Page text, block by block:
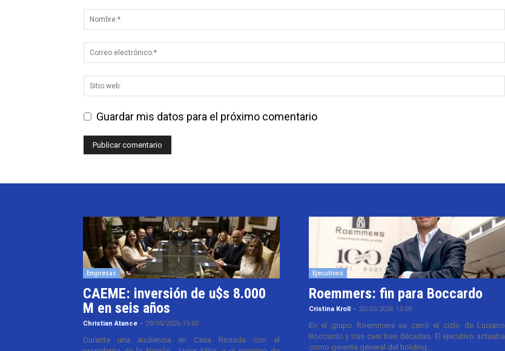
Guardar mis datos para el próximo comentario
Empresas
CAEME: inversión de u$s 8.000
M en seis años
Christian Atance - 29/05/2026 15:00
Durante una audiencia en Casa Rosada con el
Ejecutivos
Roemmers: fin para Boccardo
Cristina Kroll - 20/05/2026 13:00
En el grupo Roemmers se cerró el ciclo de Luciano
Boccardo y tras casi tres décadas. El ejecutivo actuaba
como gerente general del holding...